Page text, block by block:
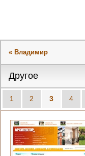
« Владимир
Другое
1 2 3 4